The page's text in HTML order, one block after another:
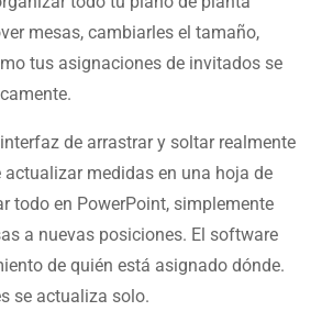
mesas, cambiarles el tamaño,
tus asignaciones de invitados se
de arrastrar y soltar realmente
actualizar medidas en una hoja de
todo en PowerPoint, simplemente
a nuevas posiciones. El software
de quién está asignado dónde.
se actualiza solo.